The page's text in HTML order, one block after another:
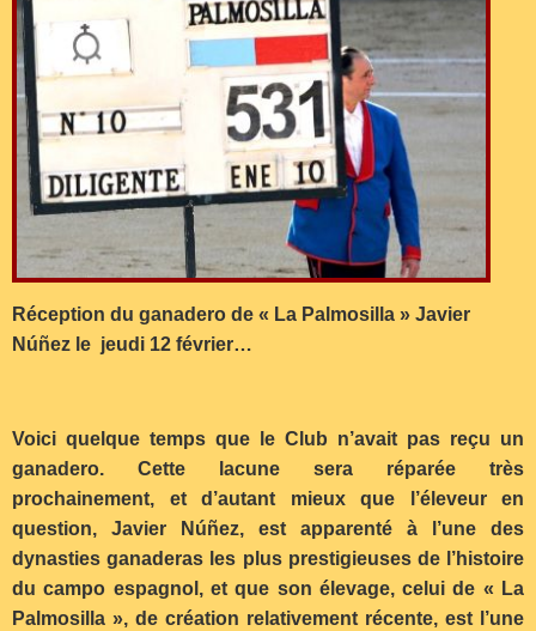
Réception du ganadero de « La Palmosilla » Javier
Núñez le jeudi 12 février…
Voici quelque temps que le Club n’avait pas reçu un
ganadero. Cette lacune sera réparée très
prochainement, et d’autant mieux que l’éleveur en
question, Javier Núñez, est apparenté à l’une des
dynasties ganaderas les plus prestigieuses de l’histoire
du campo espagnol, et que son élevage, celui de « La
Palmosilla », de création relativement récente, est l’une